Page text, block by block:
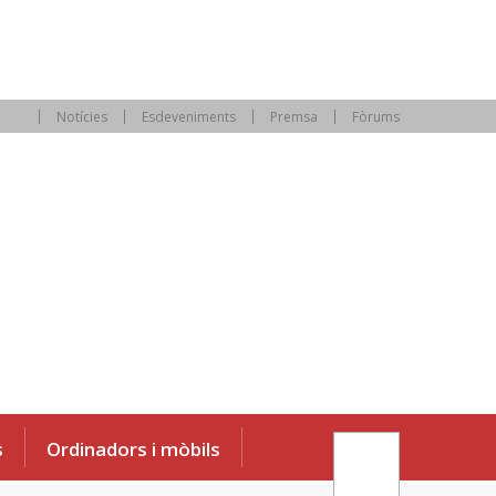
Notícies Esdeveniments Premsa Fòrums
Ordinadors i mòbils